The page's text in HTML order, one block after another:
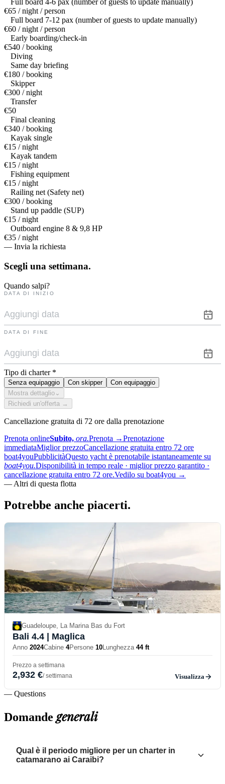
Full board 4-6 pax (number of guests to update manually)
€65 / night / person
Full board 7-12 pax (number of guests to update manually)
€60 / night / person
Early boarding/check-in
€540 / booking
Diving
Same day briefing
€180 / booking
Skipper
€300 / night
Transfer
€50
Final cleaning
€340 / booking
Kayak single
€15 / night
Kayak tandem
€15 / night
Fishing equipment
€15 / night
Railing net (Safety net)
€300 / booking
Stand up paddle (SUP)
€15 / night
Outboard engine 8 & 9,8 HP
€35 / night
— Invia la richiesta
Scegli una settimana.
Quando salpi?
DATA DI INIZIO
DATA DI FINE
Tipo di charter *
Senza equipaggio Con skipper
Con equipaggio
Mostra dettaglio ⌄
Richiedi un'offerta →
Cancellazione gratuita di 72 ore dalla prenotazione
Prenota onlineSubito, ora.Prenota →Prenotazione
immediataMiglior prezzoCancellazione gratuita entro 72 ore
boat4youPubblicitàQuesto yacht è prenotabile istantaneamente su
boat4you.Disponibilità in tempo reale · miglior prezzo garantito ·
cancellazione gratuita entro 72 ore.Vedilo su boat4you →
— Altri di questa flotta
Potrebbe anche piacerti.
Guadeloupe, La Marina Bas du Fort
Bali 4.4 | Maglica
Anno 2024Cabine 4Persone 10Lunghezza 44 ft
Prezzo a settimana
2,932 €/ settimana Visualizza
— Questions
Domandegenerali
Qual è il periodo migliore per un charter in
catamarano ai Caraibi?